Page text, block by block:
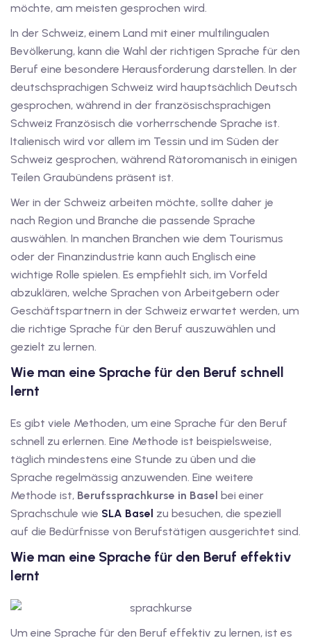
Deutschkurse mit
mit Gutschein
mit Gutschein
mit
B1
Deutschkurse mit
Deutschkurse mit
mit Gutschein
mit
B2
Deutschkurse mit
Deutschkurse mit
mit Gutschein
möchte, am meisten gesprochen wird.
In der Schweiz, einem Land mit einer multilingualen
Bevölkerung, kann die Wahl der richtigen Sprache für den
Beruf eine besondere Herausforderung darstellen. In der
deutschsprachigen Schweiz wird hauptsächlich Deutsch
gesprochen, während in der französischsprachigen
Schweiz Französisch die vorherrschende Sprache ist.
Italienisch wird vor allem im Tessin und im Süden der
Schweiz gesprochen, während Rätoromanisch in einigen
Teilen Graubündens präsent ist.
Wer in der Schweiz arbeiten möchte, sollte daher je
nach Region und Branche die passende Sprache
auswählen. In manchen Branchen wie dem Tourismus
oder der Finanzindustrie kann auch Englisch eine
wichtige Rolle spielen. Es empfiehlt sich, im Vorfeld
abzuklären, welche Sprachen von Arbeitgebern oder
Geschäftspartnern in der Schweiz erwartet werden, um
die richtige Sprache für den Beruf auszuwählen und
gezielt zu lernen.
Wie man eine Sprache für den Beruf schnell
lernt
Es gibt viele Methoden, um eine Sprache für den Beruf
schnell zu erlernen. Eine Methode ist beispielsweise,
täglich mindestens eine Stunde zu üben und die
Sprache regelmässig anzuwenden. Eine weitere
Methode ist, Berufssprachkurse in Basel bei einer
Sprachschule wie SLA Basel zu besuchen, die speziell
auf die Bedürfnisse von Berufstätigen ausgerichtet sind.
Wie man eine Sprache für den Beruf effektiv
lernt
Um eine Sprache für den Beruf effektiv zu lernen, ist es